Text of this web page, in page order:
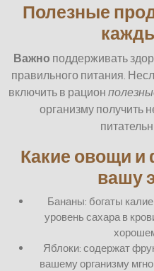
Полезные
Важно поддерживать
правильного питания.
включить в рацион
организму получить
Какие овощи
вашу
Бананы: богаты
уровень сахара в
Яблоки: содержат
вашему организму